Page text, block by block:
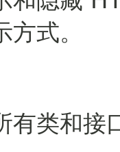
式。
有类和接